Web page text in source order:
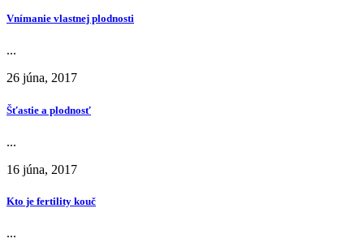
Vnímanie vlastnej plodnosti
...
26 júna, 2017
Šťastie a plodnosť
...
16 júna, 2017
Kto je fertility kouč
...